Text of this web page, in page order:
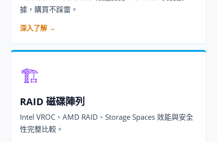
據，購買不踩雷。
深入了解 →
🏗️
RAID 磁碟陣列
Intel VROC、AMD RAID、Storage Spaces 效能與安全
性完整比較。